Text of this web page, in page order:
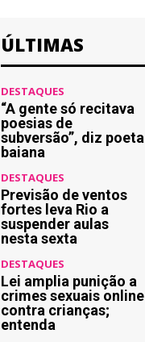
ÚLTIMAS
DESTAQUES
“A gente só recitava
poesias de
subversão”, diz poeta
baiana
DESTAQUES
Previsão de ventos
fortes leva Rio a
suspender aulas
nesta sexta
DESTAQUES
Lei amplia punição a
crimes sexuais online
contra crianças;
entenda